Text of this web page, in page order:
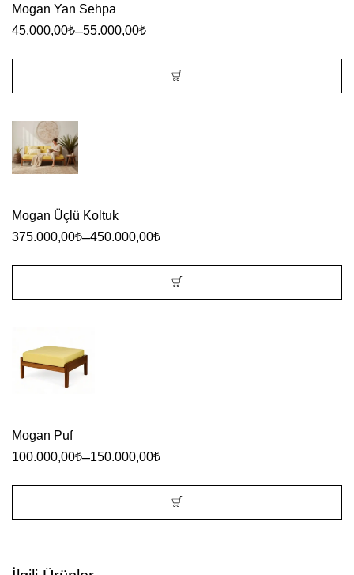
Mogan Yan Sehpa
45.000,00₺–55.000,00₺
ürünün
birden
fazla
var.
Seçenekler
ürün
Mogan Üçlü Koltuk
375.000,00₺–450.000,00₺
birden
fazla
var.
Seçenekler
seçilebilir
Mogan Puf
100.000,00₺–150.000,00₺